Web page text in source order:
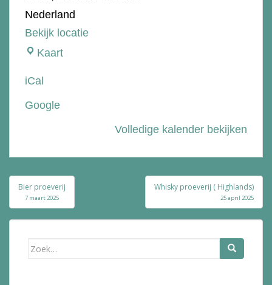
Nederland
Bekijk locatie
KaartSlijterij
iCal
Google
Volledige kalender bekijken
Bericht
navigatie
Bier proeverij
7 maart 2025
Whisky proeverij ( Highlands)
25 april 2025
Zoek